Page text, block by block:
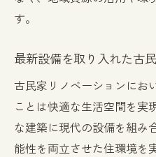
す。
最新設備を取り入れた古
古民家リノベーションにお
ことは快適な生活空間を実
な建築に現代の設備を組み
能性を両立させた住環境を